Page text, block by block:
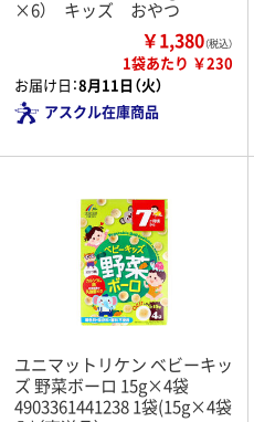
×6） キッズ おやつ
￥1,380（税込）
1袋あたり ￥230
お届け日：8月11日（火）
アスクル在庫商品
ユニマットリケン ベビーキッ
ズ 野菜ボーロ 15g×4袋
4903361441238 1袋(15g×4袋